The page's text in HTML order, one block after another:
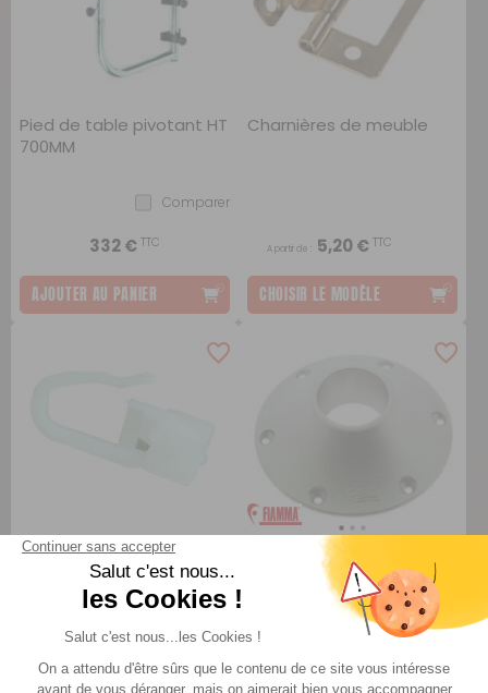
Pied de table pivotant HT
700MM
Comparer
332 €TTC
AJOUTER AU PANIER
Charnières de meuble
A partir de : 5,20 €TTC
CHOISIR LE MODÈLE
Agrafe avec glisseur pour
Embase aluminium en
Fiamma